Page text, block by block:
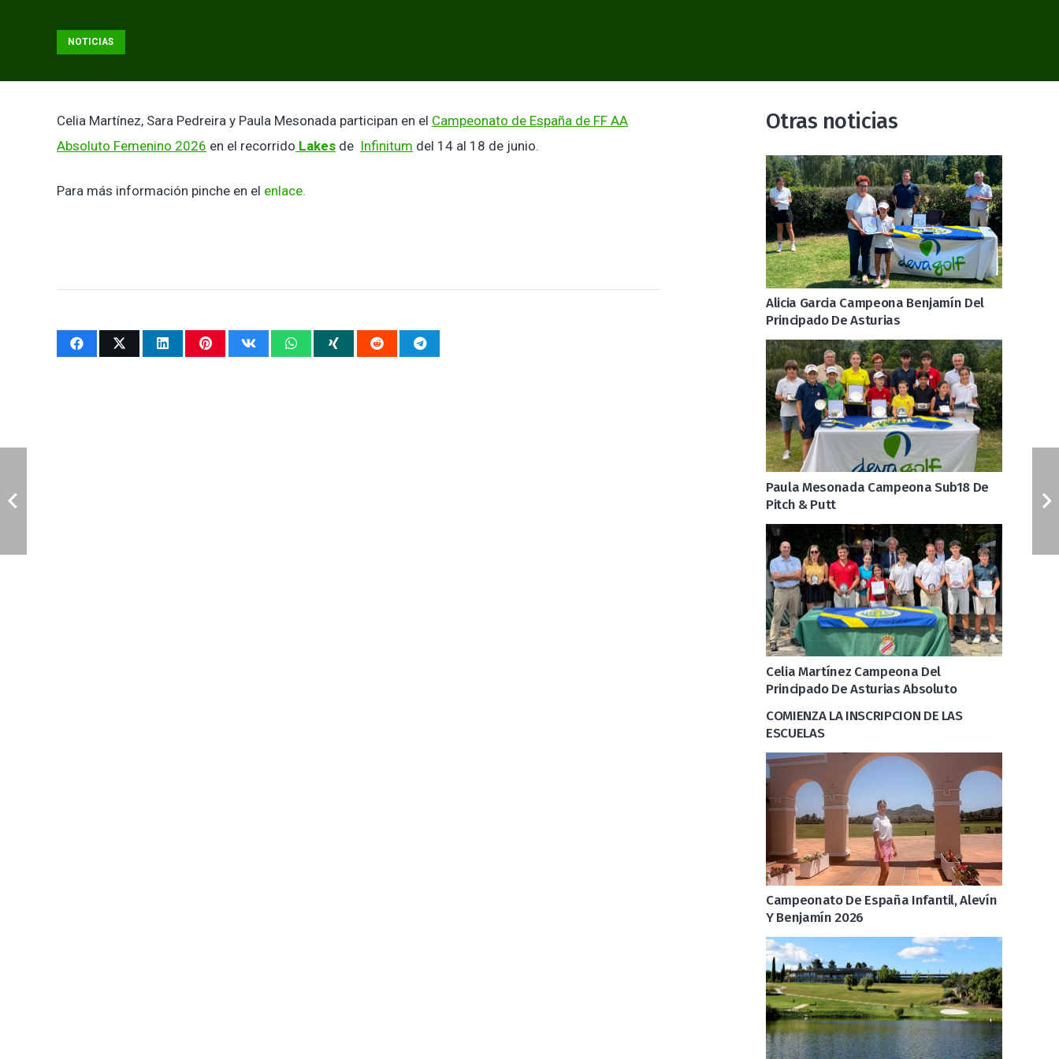
NOTICIAS
Celia Martínez, Sara Pedreira y Paula Mesonada participan en el Campeonato de España de FF AA
Absoluto Femenino 2026 en el recorrido Lakes de Infinitum del 14 al 18 de junio.
Para más información pinche en el enlace.
Otras noticias
Alicia Garcia Campeona Benjamín Del
Principado De Asturias
Paula Mesonada Campeona Sub18 De
Pitch & Putt
Celia Martínez Campeona Del
Principado De Asturias Absoluto
COMIENZA LA INSCRIPCION DE LAS
ESCUELAS
Campeonato De España Infantil, Alevín
Y Benjamín 2026